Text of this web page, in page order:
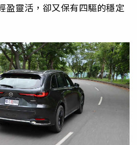
盈靈活，卻又保有四驅的穩定